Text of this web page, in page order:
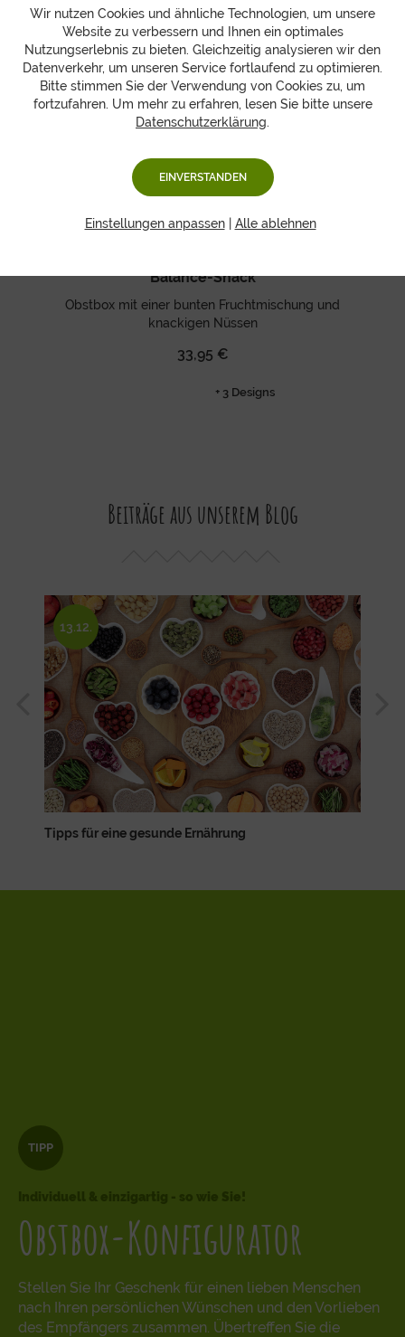
+ 3 Designs
Balance-Snack
Obstbox mit einer bunten Fruchtmischung und
knackigen Nüssen
33,95 €
+ 3 Designs
Beiträge aus unserem Blog
13.12.
Tipps für eine gesunde Ernährung
TIPP
Obstbox-Konfigurator
Stellen Sie Ihr Geschenk für einen lieben Menschen
nach Ihren persönlichen Wünschen und den Vorlieben
des Empfängers zusammen. Übertreffen Sie die
Wir nutzen Cookies und ähnliche Technologien, um unsere
Website zu verbessern und Ihnen ein optimales
Nutzungserlebnis zu bieten. Gleichzeitig analysieren wir den
Datenverkehr, um unseren Service fortlaufend zu optimieren.
Bitte stimmen Sie der Verwendung von Cookies zu, um
fortzufahren. Um mehr zu erfahren, lesen Sie bitte unsere
Datenschutzerklärung.
EINVERSTANDEN
Einstellungen anpassen| Alle ablehnen